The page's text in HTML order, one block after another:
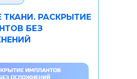
ТКАНИ. РАСКРЫТИЕ
БЕЗ